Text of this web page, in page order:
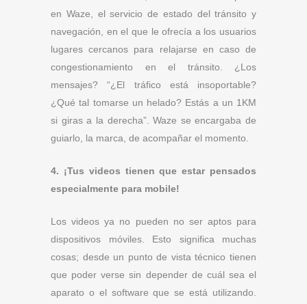
en Waze, el servicio de estado del tránsito y
navegación, en el que le ofrecía a los usuarios
lugares cercanos para relajarse en caso de
congestionamiento en el tránsito. ¿Los
mensajes? “¿El tráfico está insoportable?
¿Qué tal tomarse un helado? Estás a un 1KM
si giras a la derecha”. Waze se encargaba de
guiarlo, la marca, de acompañar el momento.
4. ¡Tus videos tienen que estar pensados
especialmente para mobile!
Los videos ya no pueden no ser aptos para
dispositivos móviles. Esto significa muchas
cosas; desde un punto de vista técnico tienen
que poder verse sin depender de cuál sea el
aparato o el software que se está utilizando.